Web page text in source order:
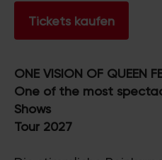
Tickets kaufen
ONE VISION OF QUEEN
One of the most
Shows
Tour 2027